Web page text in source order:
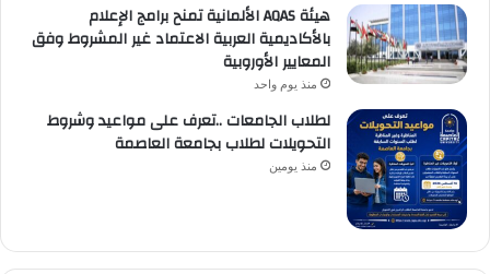
هيئة AQAS الألمانية تمنح برامج الإعلام
بالأكاديمية العربية الاعتماد غير المشروط وفق
المعايير الأوروبية
منذ يوم واحد
لطلاب الجامعات ..تعرف على مواعيد وشروط
التحويلات لطلاب بجامعة العاصمة
منذ يومين